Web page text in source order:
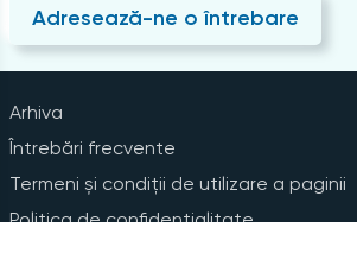
Adresează-ne o întrebare
Arhiva
Întrebări frecvente
Termeni și condiții de utilizare a paginii
Politica de confidențialitate